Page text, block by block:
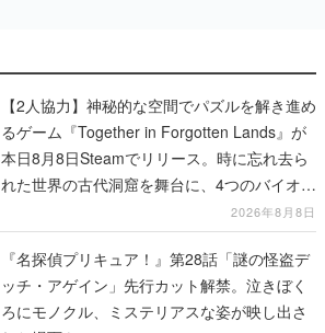
【2人協力】神秘的な空間でパズルを解き進め
るゲーム『Together in Forgotten Lands』が
本日8月8日Steamでリリース。時に忘れ去ら
れた世界の古代洞窟を舞台に、4つのバイオー
2026年8月8日
『名探偵プリキュア！』第28話「謎の怪盗デ
ッチ・アゲイン」先行カット解禁。泣きぼく
ろにモノクル、ミステリアスな姿が映し出さ